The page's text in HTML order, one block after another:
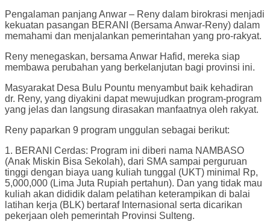
Pengalaman panjang Anwar – Reny dalam birokrasi menjadi
kekuatan pasangan BERANI (Bersama Anwar-Reny) dalam
memahami dan menjalankan pemerintahan yang pro-rakyat.
Reny menegaskan, bersama Anwar Hafid, mereka siap
membawa perubahan yang berkelanjutan bagi provinsi ini.
Masyarakat Desa Bulu Pountu menyambut baik kehadiran
dr. Reny, yang diyakini dapat mewujudkan program-program
yang jelas dan langsung dirasakan manfaatnya oleh rakyat.
Reny paparkan 9 program unggulan sebagai berikut:
1. BERANI Cerdas: Program ini diberi nama NAMBASO
(Anak Miskin Bisa Sekolah), dari SMA sampai perguruan
tinggi dengan biaya uang kuliah tunggal (UKT) minimal Rp,
5,000,000 (Lima Juta Rupiah pertahun). Dan yang tidak mau
kuliah akan dididik dalam pelatihan keterampikan di balai
latihan kerja (BLK) bertaraf Internasional serta dicarikan
pekerjaan oleh pemerintah Provinsi Sulteng.